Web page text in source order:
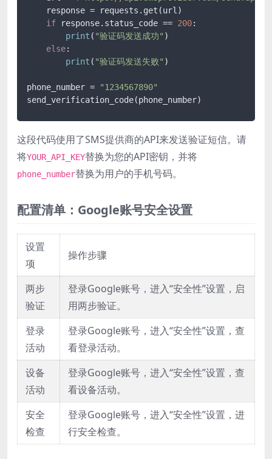
    response = requests.get(url)
if response.status_code == 200:
print ( "验证码发送成功" )
else:
print ( "验证码发送失败" )
phone_number =
"1234567890"
send_verification_code(phone_number)
这段代码使用了SMS提供商的API来发送验证短信。请
将YOUR_API_KEY替换为您的API密钥，并将
phone_number替换为用户的手机号码。
配置清单：Google账号安全设置
设置
项
操作步骤
两步
验证
登录Google账号，进入“安全性”设置，启
用两步验证。
登录
活动
登录Google账号，进入“安全性”设置，查
看登录活动。
设备
活动
登录Google账号，进入“安全性”设置，查
看设备活动。
安全
检查
登录Google账号，进入“安全性”设置，进
行安全检查。